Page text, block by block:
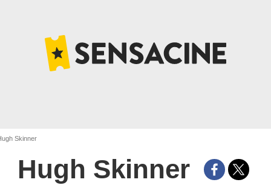
Skinner
Hugh Skinner